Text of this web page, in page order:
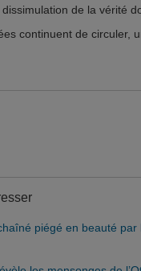
de la vérité
continuent de circuler,
piégé en beauté